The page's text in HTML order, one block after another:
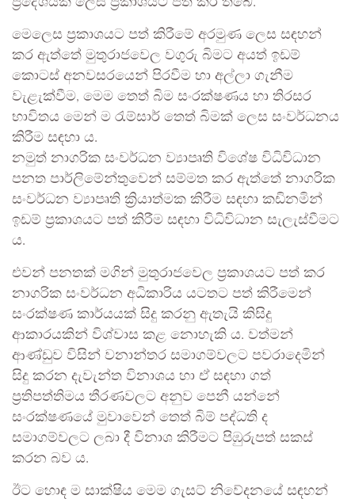
මෙලෙස ප්‍රකාශයට පත් කිරීමේ අරමුණ ලෙස සඳහන්
කර ඇත්තේ මුතුරාජවෙල වගුරු බිමට අයත් ඉඩම්
කොටස් අනවසරයෙන් පිරවීම හා අල්ලා ගැනීම
වැළැක්වීම, මෙම තෙත් බිම සංරක්ෂණය හා තිරසර
භාවිතය මෙන් ම රැම්සාර් තෙත් බිමක් ලෙස සංවර්ධනය
කිරීම සඳහා ය.
නමුත් නාගරික සංවර්ධන ව්‍යාපෘති විශේෂ විධිවිධාන
පනත පාර්ලිමේන්තුවෙන් සම්මත කර ඇත්තේ නාගරික
සංවර්ධන ව්‍යාපෘති ක්‍රියාත්මක කිරීම සඳහා කඩිනමින්
ඉඩම් ප්‍රකාශයට පත් කිරීම සඳහා විධිවිධාන සැලැස්වීමට
ය.
එවන් පනතක් මගින් මුතුරාජවෙල ප්‍රකාශයට පත් කර
නාගරික සංවර්ධන අධිකාරිය යටතට පත් කිරීමෙන්
සංරක්ෂණ කාර්යයක් සිදු කරනු ඇතැයි කිසිදු
ආකාරයකින් විශ්වාස කළ නොහැකි ය. වත්මන්
ආණ්ඩුව විසින් වනාන්තර සමාගම්වලට පවරාදෙමින්
සිදු කරන දැවැන්ත විනාශය හා ඒ සඳහා ගත්
ප්‍රතිපත්තිමය තීරණවලට අනුව පෙනී යන්නේ
සංරක්ෂණයේ මුවාවෙන් තෙත් බිම් පද්ධති ද
සමාගම්වලට ලබා දී විනාශ කිරීමට පිඹුරුපත් සකස්
කරන බව ය.
ඊට හොඳ ම සාක්ෂිය මෙම ගැසට් නිවේදනයේ සඳහන්